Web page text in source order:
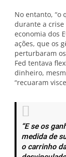
No entanto, “o
durante a crise
economia dos
ações, que os
perturbaram
Fed tentava
dinheiro,
“recuaram
“E se os
medida de
o carrinho